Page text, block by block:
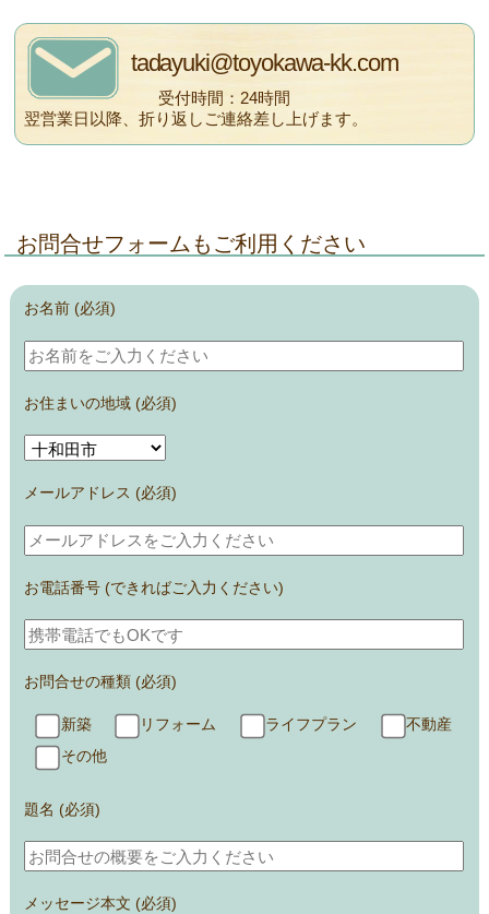
tadayuki@toyokawa-kk.com
受付時間：24時間
翌営業日以降、折り返しご連絡差し上げます。
お問合せフォームもご利用ください
お名前 (必須)
お住まいの地域 (必須)
メールアドレス (必須)
お電話番号 (できればご入力ください)
お問合せの種類 (必須)
新築 リフォーム ライフプラン
不動産
その他
題名 (必須)
メッセージ本文 (必須)